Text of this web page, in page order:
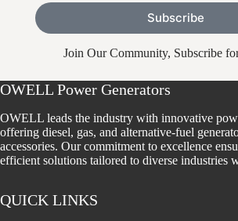
Subscribe
Join Our Community, Subscribe
OWELL Power Generators
OWELL leads the industry with innovative
offering diesel, gas, and alternative-fuel
accessories. Our commitment to excellence
efficient solutions tailored to diverse industries
QUICK LINKS